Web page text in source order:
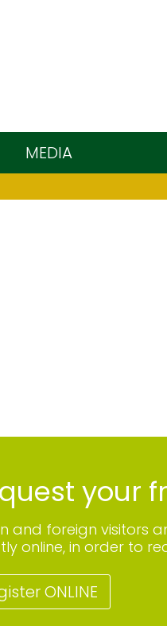
MEDIA
your
and foreign visitors
online, in order to
ONLINE